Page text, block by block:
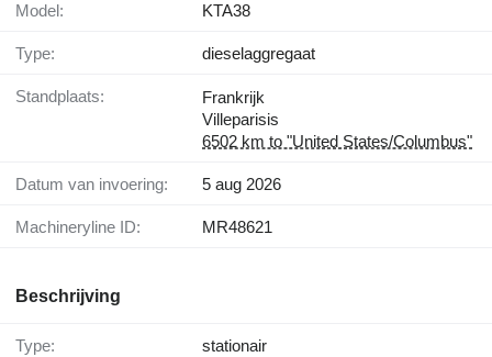
Model: KTA38
Type: dieselaggregaat
Standplaats:
Frankrijk
Villeparisis
6502 km to "United States/Columbus"
Datum van invoering: 5 aug 2026
Machineryline ID: MR48621
Beschrijving
Type: stationair